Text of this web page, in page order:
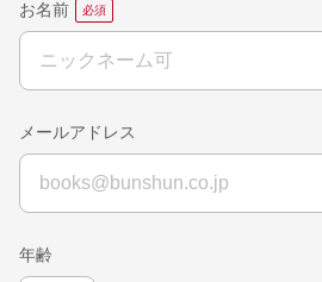
お名前
メールアドレス
年齢